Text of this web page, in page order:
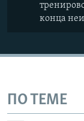
конца
ПО ТЕМЕ